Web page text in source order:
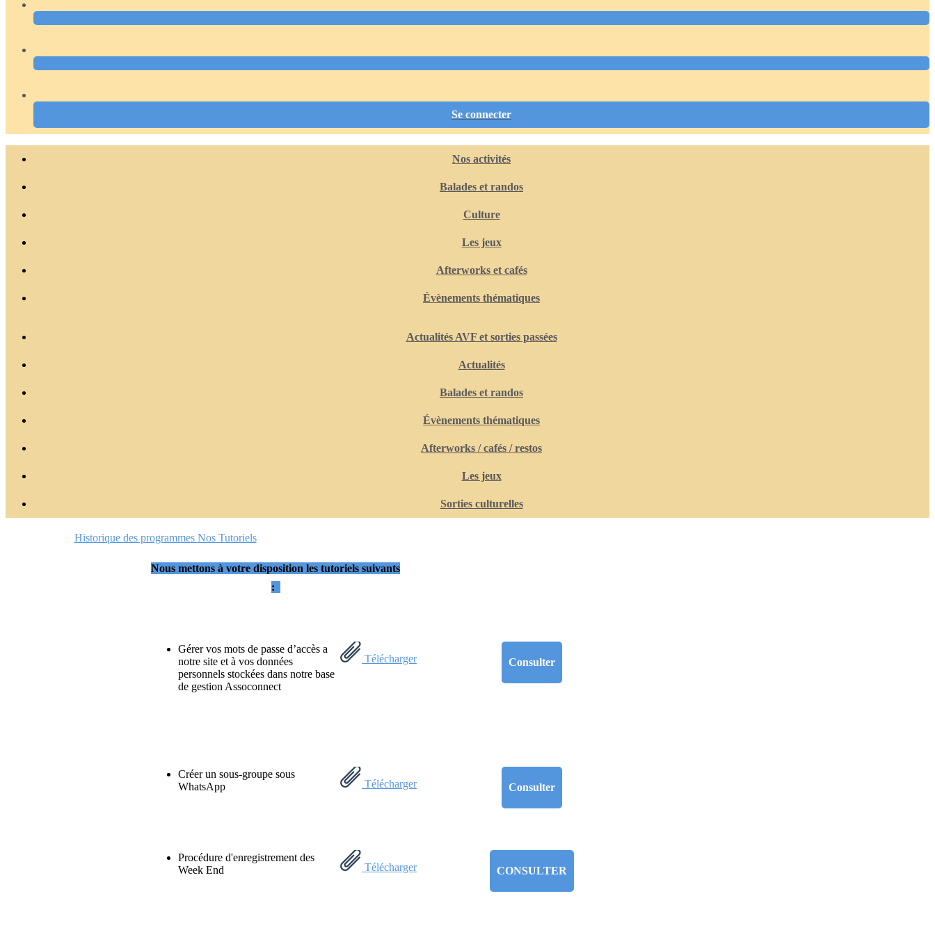
Se connecter
Nos activités
Balades et randos
Culture
Les jeux
Afterworks et cafés
Évènements thématiques
Actualités AVF et sorties passées
Actualités
Balades et randos
Évènements thématiques
Afterworks / cafés / restos
Les jeux
Sorties culturelles
Historique des programmes Nos Tutoriels
Nous mettons à votre disposition les tutoriels suivants
:
Gérer vos mots de passe d’accès a
notre site et à vos données
personnels stockées dans notre base
de gestion Assoconnect
Télécharger Consulter
Créer un sous-groupe sous
WhatsApp
Télécharger Consulter
Procédure d'enregistrement des
Week End
Télécharger CONSULTER